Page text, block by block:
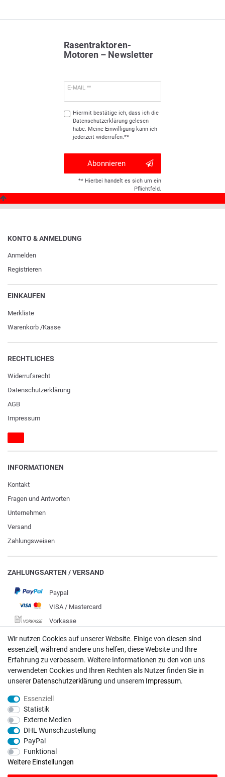
Rasentraktoren-
Motoren – Newsletter
E-MAIL **
Hiermit bestätige ich, dass ich die
Daten­schutz­erklärunggelesen
habe. Meine Einwilligung kann ich
jederzeit widerrufen.**
Abonnieren
** Hierbei handelt es sich um ein
Pflichtfeld.
KONTO & ANMELDUNG
Anmelden
Registrieren
EINKAUFEN
Merkliste
Warenkorb /Kasse
RECHTLICHES
Widerrufs­recht
Daten­schutz­erklärung
AGB
Impressum
INFORMATIONEN
Kontakt
Fragen und Antworten
Unternehmen
Versand
Zahlungsweisen
ZAHLUNGSARTEN / VERSAND
Paypal
VISA / Mastercard
Vorkasse
DHL
Deutsche Post
Bei Fragen wenden Sie sich direkt an unser Service-Team.
info@rasentraktoren-motoren.de
MA-Versand GmbH, 53925 Kall, In der Laach 1-3
Wir nutzen Cookies auf unserer Website. Einige von diesen sind
essenziell, während andere uns helfen, diese Website und Ihre
Erfahrung zu verbessern. Weitere Informationen zu den von uns
verwendeten Cookies und Ihren Rechten als Nutzer finden Sie in
unserer Daten­schutz­erklärung und unserem Impressum.
Essenziell
Statistik
Externe Medien
DHL Wunschzustellung
PayPal
Funktional
Weitere Einstellungen